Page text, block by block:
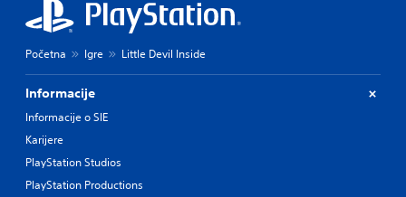
Početna Igre Little Devil Inside
Informacije
Informacije o SIE
Karijere
PlayStation Studios
PlayStation Productions